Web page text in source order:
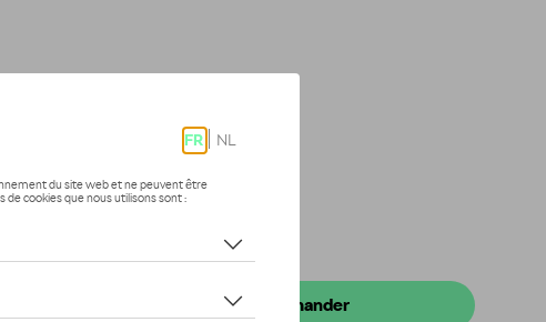
votre concessionnaire pour commander